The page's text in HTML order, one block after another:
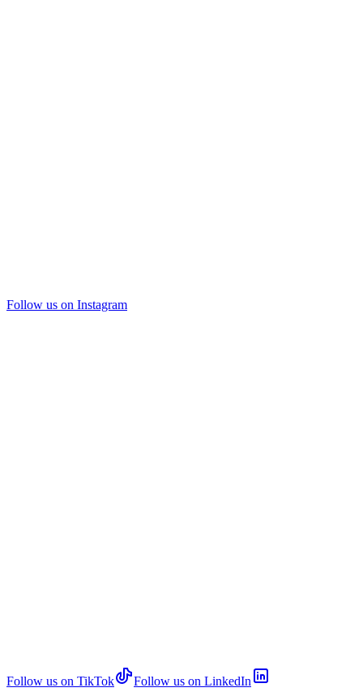
Follow us on Instagram
Follow us on TikTok Follow us on LinkedIn